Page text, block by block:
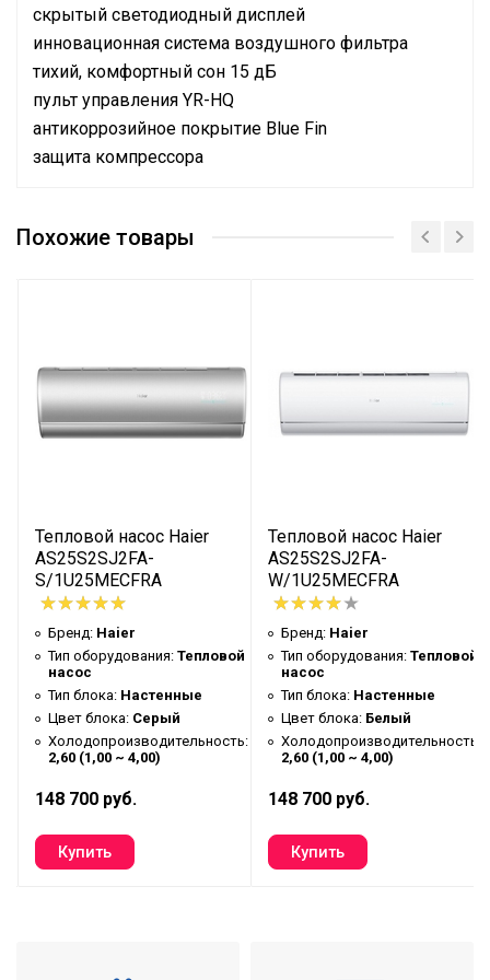
скрытый светодиодный дисплей
инновационная система воздушного фильтра
тихий, комфортный сон 15 дБ
пульт управления YR-HQ
антикоррозийное покрытие Blue Fin
защита компрессора
Тип оборудования
Тепловой насос
Теплопроизводительность
6,00 (1,40 ~ 6,90)
Потребляемая мощность
(Холод)
1400 (300 ~
Мощность охлаждения кВт
5
Площадь помещения
60
Инвертор
Да
Длина магистрали. Max
25
Максимальный перепад
магистрали
15
Диаметр трубопровода
6,35 (1/4") - 12,5
(1/2")
Источник электропитания В
220/50/1 В/Гц/
Уровень шума внутреннего
41 / 37 / 33 / 28
Похожие товары
Тепловой насос Haier
AS25S2SJ2FA-
S/1U25MECFRA
Бренд: Haier
Тип оборудования: Тепловой
насос
Тип блока: Настенные
Цвет блока: Серый
Холодопроизводительность:
2,60 (1,00 ~ 4,00)
148 700 руб.
Тепловой насос Haier
AS25S2SJ2FA-
W/1U25MECFRA
Бренд: Haier
Тип оборудования: Тепловой
насос
Тип блока: Настенные
Цвет блока: Белый
Холодопроизводительность:
2,60 (1,00 ~ 4,00)
148 700 руб.